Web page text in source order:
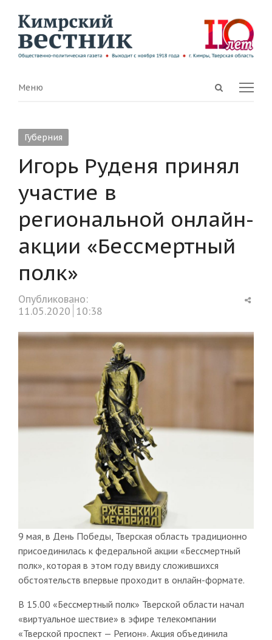
Open
Menu
Меню
Губерния
Игорь Руденя принял
участие в
региональной онлайн-
акции «Бессмертный
полк»
Опубликовано:
11.05.2020 10:38
9 мая, в День Победы, Тверская область традиционно
присоединилась к федеральной акции «Бессмертный
полк», которая в этом году ввиду сложившихся
обстоятельств впервые проходит в онлайн-формате.
В 15.00 «Бессмертный полк» Тверской области начал
«виртуальное шествие» в эфире телекомпании
«Тверской проспект — Регион». Акция объединила